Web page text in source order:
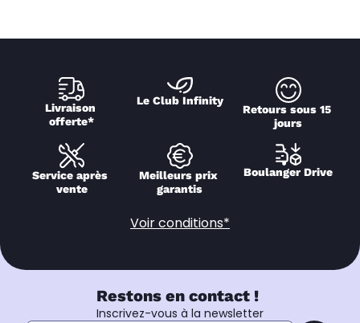
Livraison
offerte*
Le Club Infinity
Retours sous 15
jours
Service après
vente
Meilleurs prix
garantis
Boulanger Drive
Voir conditions*
Restons en contact !
Inscrivez-vous à la newsletter